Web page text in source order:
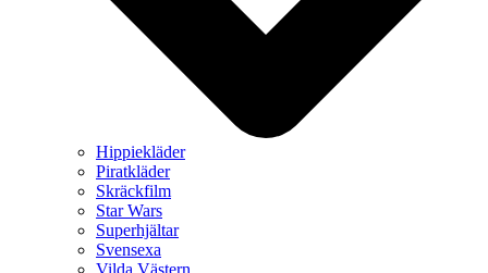
Hippiekläder
Piratkläder
Skräckfilm
Star Wars
Superhjältar
Svensexa
Vilda Västern